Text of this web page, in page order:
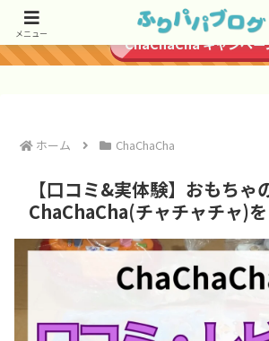
＼初月1円で始められる／
ChaChaCha キャンペー
ホーム ChaChaCha
【口コミ&実体験】おもちゃ
ChaChaCha(チャチャチャ)
メニュー